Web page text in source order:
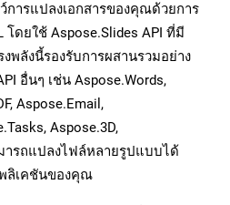
การแปลงเอกสารของคุณด้วยการ
โดยใช้ Aspose.Slides API ที่มี
พลังนี้รองรับการผสานรวมอย่าง
อื่นๆ เช่น Aspose.Words,
Aspose.Email,
Aspose.3D,
ารถแปลงไฟล์หลายรูปแบบได้
ลิเคชันของคุณ